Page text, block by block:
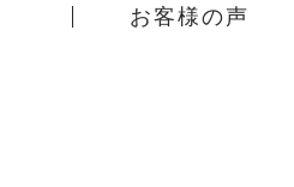
お客様の声